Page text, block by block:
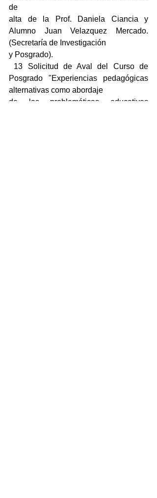
de
alta de la Prof. Daniela Ciancia y
Alumno Juan Velazquez Mercado.
(Secretaría de Investigación
y Posgrado).
Posgrado "Experiencias pedagógicas
alternativas como abordaje
de las problemáticas educativas